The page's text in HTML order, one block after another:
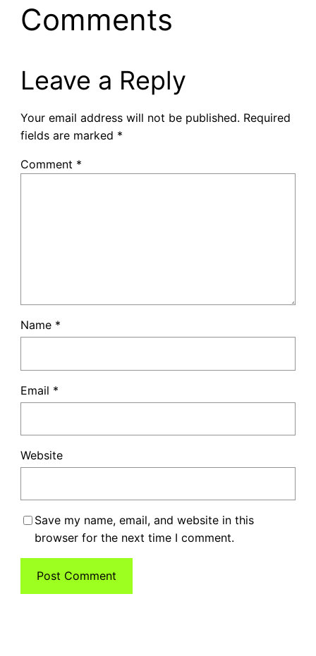
Comments
Leave a Reply
Your email address will not be published. Required
fields are marked *
Comment *
Name *
Email *
Website
Save my name, email, and website in this
browser for the next time I comment.